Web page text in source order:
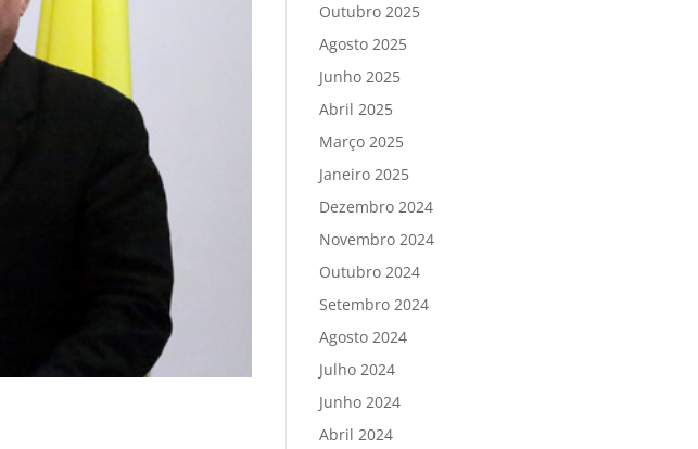
Outubro 2025
Agosto 2025
Junho 2025
Abril 2025
Março 2025
Janeiro 2025
Dezembro 2024
Novembro 2024
Outubro 2024
Setembro 2024
Agosto 2024
Julho 2024
Junho 2024
Abril 2024